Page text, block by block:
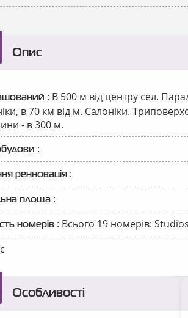
Опис
: В 500 м від центру сел.
в 70 км від м. Салоніки.
- в 300 м.
:
ренновація :
площа :
номерів : Всього 19 номерів:
Особливості